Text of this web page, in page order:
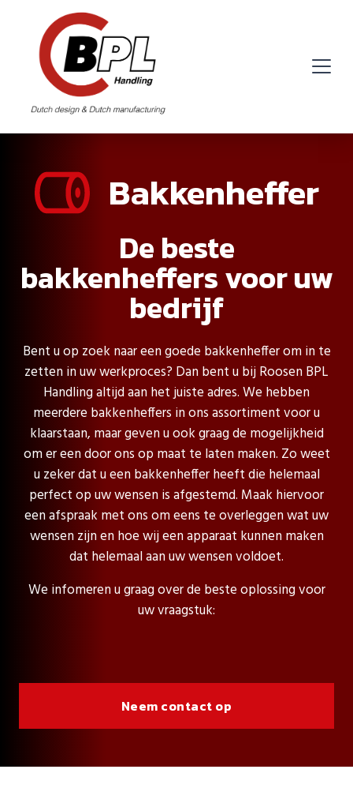
Bakkenheffer
De beste
bakkenheffers voor uw
bedrijf
Bent u op zoek naar een goede bakkenheffer om in te
zetten in uw werkproces? Dan bent u bij Roosen BPL
Handling altijd aan het juiste adres. We hebben
meerdere bakkenheffers in ons assortiment voor u
klaarstaan, maar geven u ook graag de mogelijkheid
om er een door ons op maat te laten maken. Zo weet
u zeker dat u een bakkenheffer heeft die helemaal
perfect op uw wensen is afgestemd. Maak hiervoor
een afspraak met ons om eens te overleggen wat uw
wensen zijn en hoe wij een apparaat kunnen maken
dat helemaal aan uw wensen voldoet.
We infomeren u graag over de beste oplossing voor
uw vraagstuk:
Neem contact op